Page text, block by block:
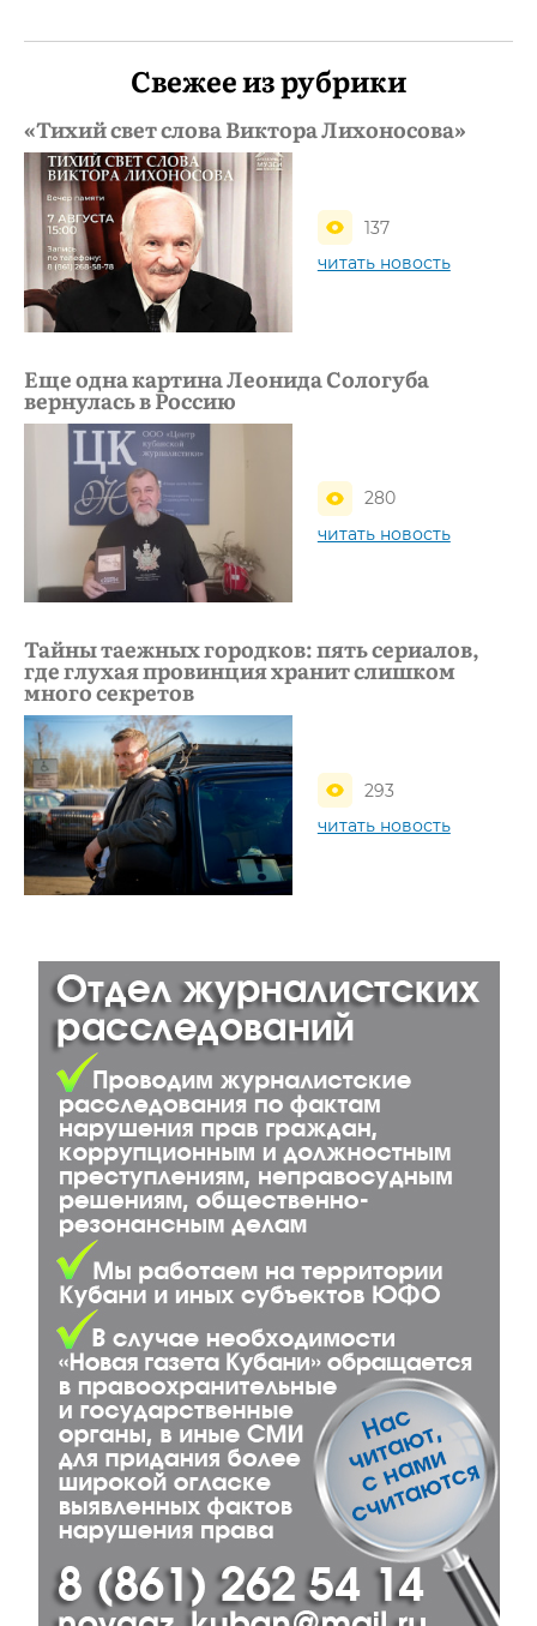
Свежее из рубрики
«Тихий свет слова Виктора Лихоносова»
137
читать новость
Еще одна картина Леонида Сологуба
вернулась в Россию
280
читать новость
Тайны таежных городков: пять сериалов,
где глухая провинция хранит слишком
много секретов
293
читать новость